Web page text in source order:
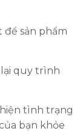
để sản phẩm
lại quy trình
tình trạng
bạn khỏe